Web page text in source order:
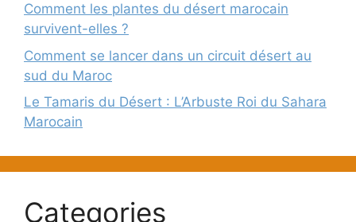
Comment les plantes du désert marocain
survivent-elles ?
Comment se lancer dans un circuit désert au
sud du Maroc
Le Tamaris du Désert : L’Arbuste Roi du Sahara
Marocain
Categories